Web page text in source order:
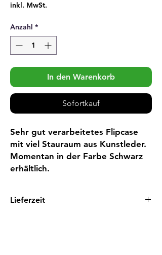
inkl. MwSt.
Anzahl *
In den Warenkorb
Sofortkauf
Sehr gut verarbeitetes Flipcase
mit viel Stauraum aus Kunstleder.
Momentan in der Farbe Schwarz
erhältlich.
Lieferzeit